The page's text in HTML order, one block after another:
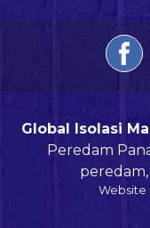
Global Isolasi
Peredam
Website